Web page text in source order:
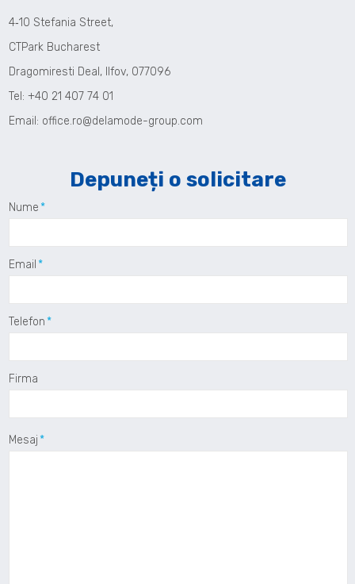
4‑10 Stefania Street,
CTPark Bucharest
Dragomiresti Deal, Ilfov, 077096
Tel: +40 21 407 74 01
Email: office.ro@delamode-group.com
Depuneți o solicitare
Nume
Email
Telefon
Firma
Mesaj